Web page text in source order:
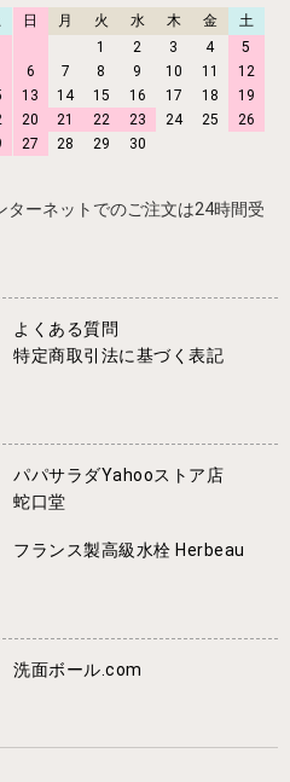
日
月 火 水 木 金
土
1
2 3 4
5
6
7 8 9 10 11
12
13
14 15 16 17 18
19
20
21 22 23 24 25
26
27
28 29 30
ーネットでのご注文は24時間受
よくある質問
特定商取引法に基づく表記
パパサラダYahooストア店
蛇口堂
フランス製高級水栓 Herbeau
洗面ボール.com